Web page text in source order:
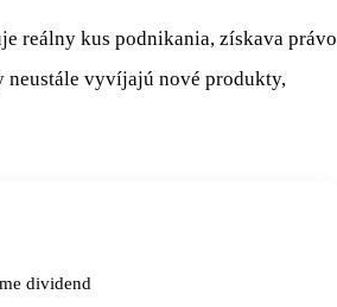
reálny kus podnikania, získava právo
vyvíjajú nové produkty,
dividend